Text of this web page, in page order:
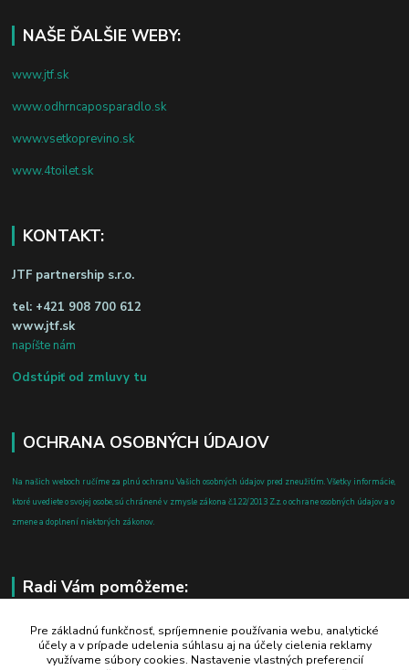
NAŠE ĎALŠIE WEBY:
www.jtf.sk
www.odhrncaposparadlo.sk
www.vsetkoprevino.sk
www.4toilet.sk
KONTAKT:
JTF partnership s.r.o.
tel: +421 908 700 612
www.jtf.sk
napíšte nám
Odstúpiť od zmluvy tu
OCHRANA OSOBNÝCH ÚDAJOV
Na našich weboch ručíme za plnú ochranu Vašich osobných údajov pred zneužitím. Všetky informácie,
ktoré uvediete o svojej osobe, sú chránené v zmysle zákona č.122/2013 Z.z. o ochrane osobných údajov a o
zmene a doplnení niektorých zákonov.
Radi Vám pomôžeme:
+421 908 700 612
po-pia: 8.00 - 16.00
Pre základnú funkčnosť, spríjemnenie používania webu, analytické
účely a v prípade udelenia súhlasu aj na účely cielenia reklamy
využívame súbory cookies. Nastavenie vlastných preferencií